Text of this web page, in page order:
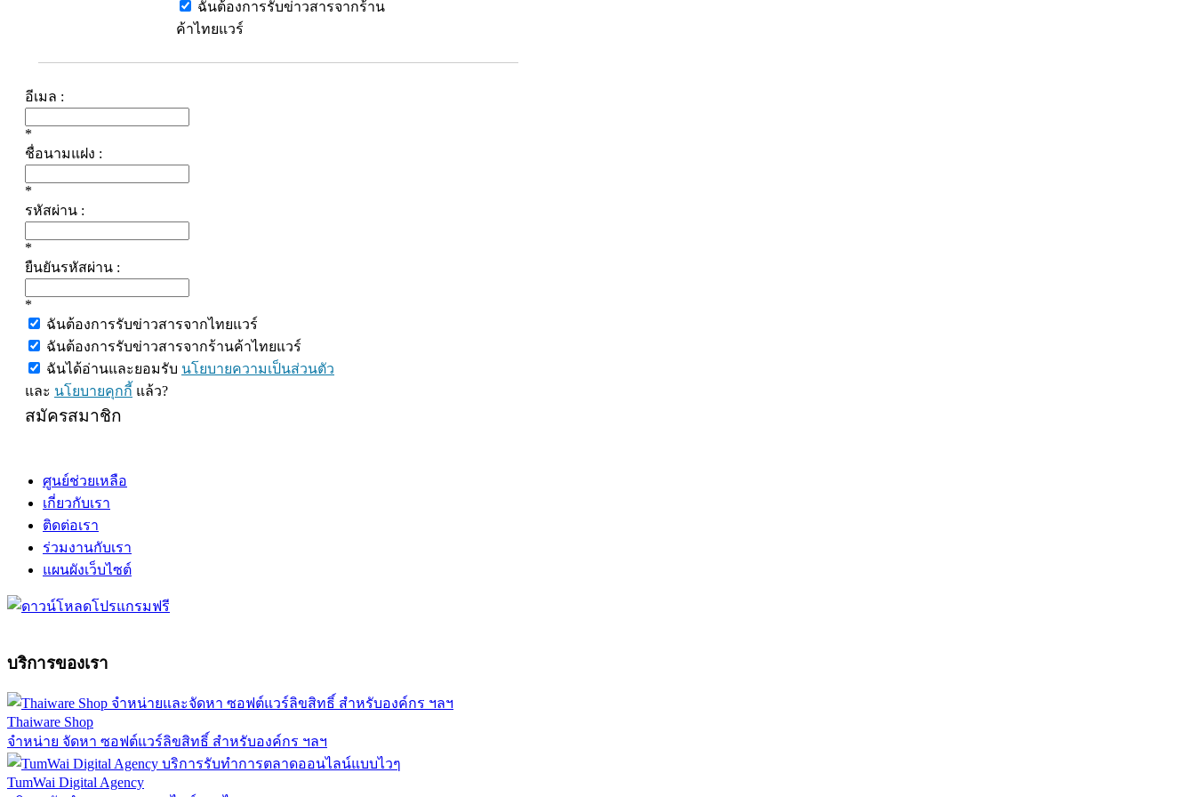
ฉันต้องการรับข่าวสารจากร้าน
ค้าไทยแวร์
อีเมล :
*
ชื่อนามแฝง :
*
รหัสผ่าน :
*
ยืนยันรหัสผ่าน :
*
ฉันต้องการรับข่าวสารจากไทยแวร์
ฉันต้องการรับข่าวสารจากร้านค้าไทยแวร์
ฉันได้อ่านและยอมรับ นโยบายความเป็นส่วนตัว
และ นโยบายคุกกี้ แล้ว?
สมัครสมาชิก
ศูนย์ช่วยเหลือ
เกี่ยวกับเรา
ติดต่อเรา
ร่วมงานกับเรา
แผนผังเว็บไซต์
บริการของเรา
Thaiware Shop
จำหน่าย จัดหา ซอฟต์แวร์ลิขสิทธิ์ สำหรับองค์กร ฯลฯ
TumWai Digital Agency